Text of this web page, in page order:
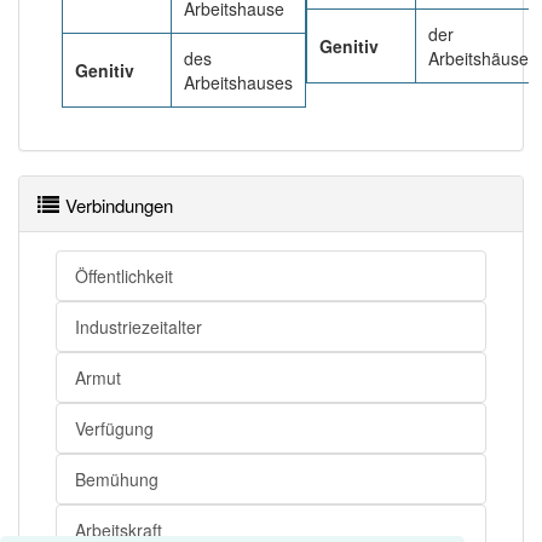
Arbeitshause
Genitiv
des
Arbeitshauses
Genitiv
der
Arbeitshäuser
Verbindungen
Öffentlichkeit
Industriezeitalter
Armut
Verfügung
Bemühung
Arbeitskraft